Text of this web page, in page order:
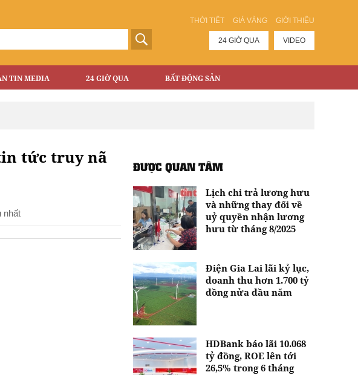
THỜI TIẾT GIÁ VÀNG GIỚI THIỆU
24 GIỜ QUA VIDEO
TIN MEDIA 24 GIỜ QUA BẤT ĐỘNG SẢN
tức truy nã
nhất
ĐƯỢC QUAN TÂM
Lịch chi trả lương hưu
và những thay đổi về
uỷ quyền nhận lương
hưu từ tháng 8/2025
Điện Gia Lai lãi kỷ lục,
doanh thu hơn 1.700 tỷ
đồng nửa đầu năm
HDBank báo lãi 10.068
tỷ đồng, ROE lên tới
26,5% trong 6 tháng